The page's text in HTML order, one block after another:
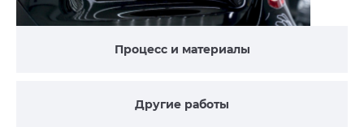
Процесс и материалы
Другие работы